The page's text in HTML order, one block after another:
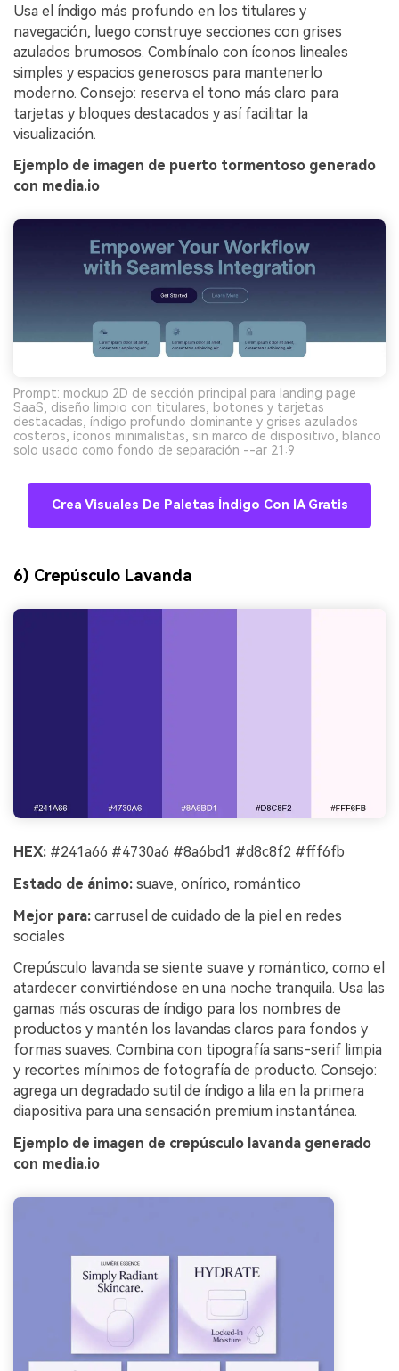
Usa el índigo más profundo en los titulares y
navegación, luego construye secciones con grises
azulados brumosos. Combínalo con íconos lineales
simples y espacios generosos para mantenerlo
moderno. Consejo: reserva el tono más claro para
tarjetas y bloques destacados y así facilitar la
visualización.
Ejemplo de imagen de puerto tormentoso generado
con media.io
Prompt: mockup 2D de sección principal para landing page
SaaS, diseño limpio con titulares, botones y tarjetas
destacadas, índigo profundo dominante y grises azulados
costeros, íconos minimalistas, sin marco de dispositivo, blanco
solo usado como fondo de separación --ar 21:9
Crea Visuales De Paletas Índigo Con IA Gratis
6) Crepúsculo Lavanda
HEX: #241a66 #4730a6 #8a6bd1 #d8c8f2 #fff6fb
Estado de ánimo: suave, onírico, romántico
Mejor para: carrusel de cuidado de la piel en redes
sociales
Crepúsculo lavanda se siente suave y romántico, como el
atardecer convirtiéndose en una noche tranquila. Usa las
gamas más oscuras de índigo para los nombres de
productos y mantén los lavandas claros para fondos y
formas suaves. Combina con tipografía sans-serif limpia
y recortes mínimos de fotografía de producto. Consejo:
agrega un degradado sutil de índigo a lila en la primera
diapositiva para una sensación premium instantánea.
Ejemplo de imagen de crepúsculo lavanda generado
con media.io